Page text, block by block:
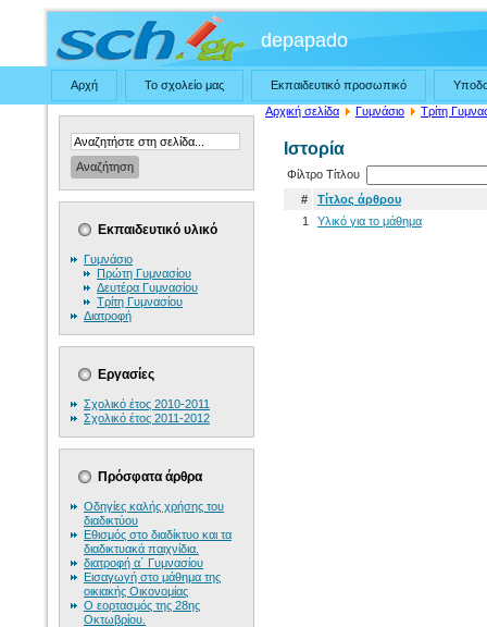
depapado
Αρχή Το σχολείο μας Εκπαιδευτικό προσωπικό
Εκπαιδευτικό υλικό
Γυμνάσιο
Πρώτη Γυμνασίου
Δευτέρα Γυμνασίου
Τρίτη Γυμνασίου
Διατροφή
Εργασίες
Σχολικό έτος 2010-2011
Σχολικό έτος 2011-2012
Πρόσφατα άρθρα
Οδηγίες καλής χρήσης του
διαδικτύου
Εθισμός στο διαδίκτυο και τα
διαδικτυακά παιχνίδια.
διατροφή α΄ Γυμνασίου
Εισαγωγή στο μάθημα της
οικιακής Οικονομίας
Ο εορτασμός της 28ης
Οκτωβρίου.
Αρχική σελίδα Γυμνάσιο Τρίτη
Ιστορία
Φίλτρο Τίτλου
#
Τίτλος άρθρου
1
Υλικό για το μάθημα